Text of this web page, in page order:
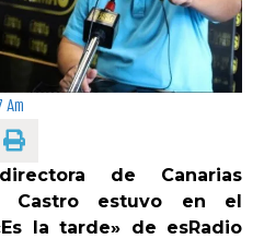
Am
de Canarias
Castro estuvo en el
la tarde» de esRadio